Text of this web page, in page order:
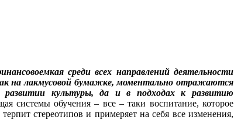
среди всех направлений деятельности
на лакмусовой бумажке, моментально отражаются
развитии культуры, да и в подходах к развитию
системы обучения – все – таки воспитание, которое
стереотипов и примеряет на себя все изменения,